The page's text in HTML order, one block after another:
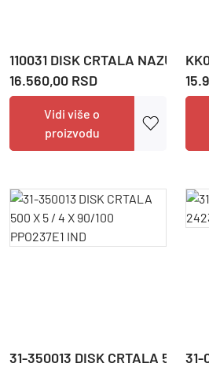
110031 DISK CRTALA
16.560,00 RSD
Vidi više o
proizvodu
31-350013 DISK CRTALA 500 X
31-